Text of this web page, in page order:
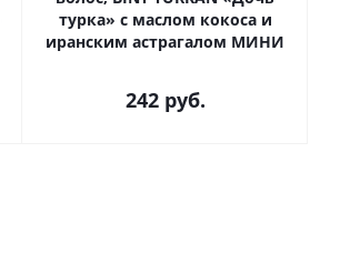
турка» с маслом кокоса и
иранским астрагалом МИНИ
242руб.